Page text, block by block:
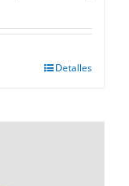
Detalles